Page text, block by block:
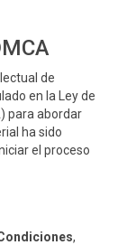
de
en la Ley de
para abordar
ha sido
el proceso
,